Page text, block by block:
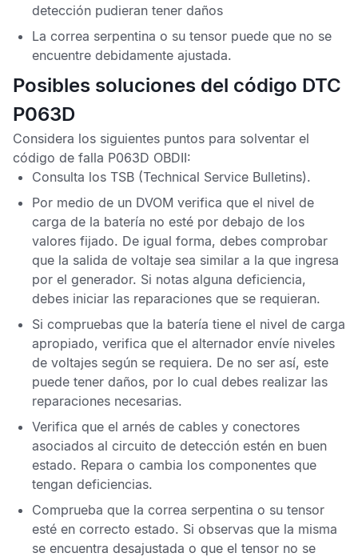
detección pudieran tener daños
La correa serpentina o su tensor puede que no se
encuentre debidamente ajustada.
Posibles soluciones del código DTC
P063D
Considera los siguientes puntos para solventar el
código de falla P063D OBDII:
Consulta los TSB (Technical Service Bulletins).
Por medio de un DVOM verifica que el nivel de
carga de la batería no esté por debajo de los
valores fijado. De igual forma, debes comprobar
que la salida de voltaje sea similar a la que ingresa
por el generador. Si notas alguna deficiencia,
debes iniciar las reparaciones que se requieran.
Si compruebas que la batería tiene el nivel de carga
apropiado, verifica que el alternador envíe niveles
de voltajes según se requiera. De no ser así, este
puede tener daños, por lo cual debes realizar las
reparaciones necesarias.
Verifica que el arnés de cables y conectores
asociados al circuito de detección estén en buen
estado. Repara o cambia los componentes que
tengan deficiencias.
Comprueba que la correa serpentina o su tensor
esté en correcto estado. Si observas que la misma
se encuentra desajustada o que el tensor no se